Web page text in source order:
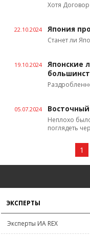
Хотя
22.10.2024 Япония
Станет ли
19.10.2024
Японские
05.07.2024
Неплохо
поглядеть
1
ЭКСПЕРТЫ
Эксперты ИА REX